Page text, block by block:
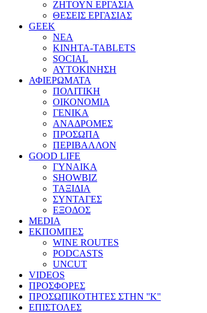
ΖΗΤΟΥΝ ΕΡΓΑΣΙΑ
ΘΕΣΕΙΣ ΕΡΓΑΣΙΑΣ
GEEK
ΝΕΑ
ΚΙΝΗΤΑ-TABLETS
SOCIAL
ΑΥΤΟΚΙΝΗΣΗ
ΑΦΙΕΡΩΜΑΤΑ
ΠΟΛΙΤΙΚΗ
ΟΙΚΟΝΟΜΙΑ
ΓΕΝΙΚΑ
ΑΝΑΔΡΟΜΕΣ
ΠΡΟΣΩΠΑ
ΠΕΡΙΒΑΛΛΟΝ
GOOD LIFE
ΓΥΝΑΙΚΑ
SHOWBIZ
ΤΑΞΙΔΙΑ
ΣΥΝΤΑΓΕΣ
ΕΞΟΔΟΣ
MEDIA
ΕΚΠΟΜΠΕΣ
WINE ROUTES
PODCASTS
UNCUT
VIDEOS
ΠΡΟΣΦΟΡΕΣ
ΠΡΟΣΩΠΙΚΟΤΗΤΕΣ ΣΤΗΝ ''Κ''
ΕΠΙΣΤΟΛΕΣ